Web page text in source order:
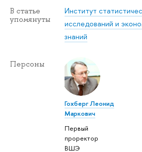
В статье
упомянуты
Институт
исследований и
знаний
Персоны
Гохберг Леонид
Маркович
Первый
проректор
ВШЭ